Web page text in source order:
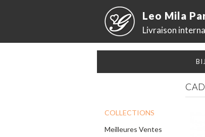
Leo Mila
Livraison
COLLECTIONS
Meilleures Ventes